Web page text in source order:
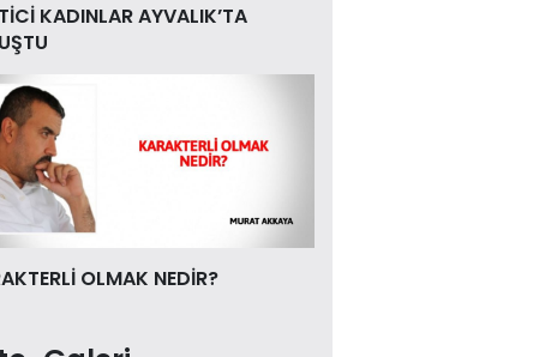
KADINLAR AYVALIK’TA
OLMAK NEDİR?